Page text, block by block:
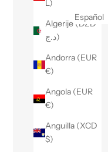
L)
Algerije (DZD
د.ج)
Andorra (EUR
€)
Angola (EUR
€)
Anguilla (XCD
$)
Español